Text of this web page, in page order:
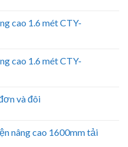
cao 1.6 mét CTY-
cao 1.6 mét CTY-
và đôi
nâng cao 1600mm tải